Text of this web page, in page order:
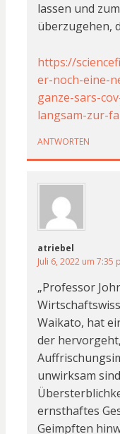
lassen und
überzugehen,
https://
er-noch-eine-
ganze-sars-
langsam-zur-
ANTWORTEN
atriebel
Juli 6, 2022 um 7:35
„Professor
Waikato, hat
der
unwirksam
ernsthaftes
Geimpften